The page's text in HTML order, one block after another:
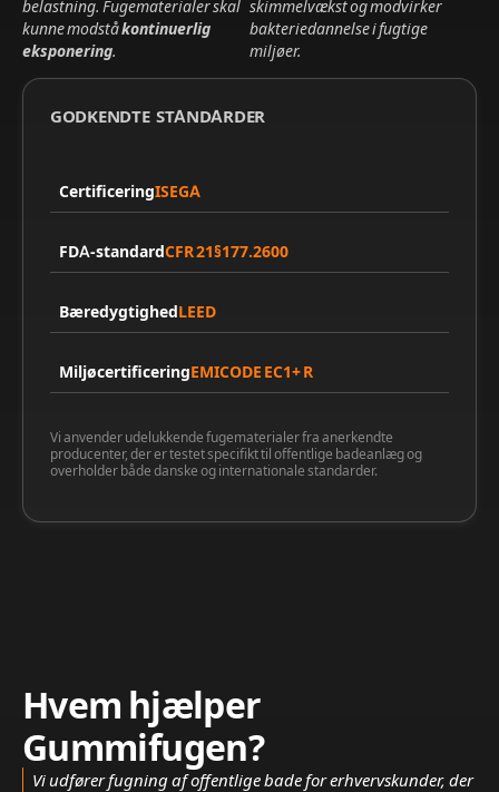
belastning. Fugematerialer skal
kunne modståkontinuerlig
eksponering.
skimmelvækst og modvirker
bakteriedannelse i fugtige
miljøer.
GODKENDTE STANDARDER
CertificeringISEGA
FDA-standardCFR 21§177.2600
BæredygtighedLEED
MiljøcertificeringEMICODE EC1+ R
Vi anvender udelukkende fugematerialer fra anerkendte
producenter, der er testet specifikt til offentlige badeanlæg og
overholder både danske og internationale standarder.
Hvem hjælper
Gummifugen?
Vi udfører fugning af offentlige bade for erhvervskunder, der